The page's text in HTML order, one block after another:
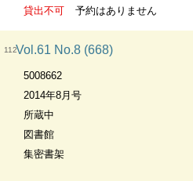
貸出不可 予約はありません
112Vol.61 No.8 (668)
5008662
2014年8月号
所蔵中
図書館
集密書架